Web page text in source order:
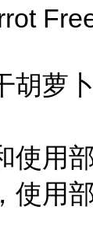
胡萝
使用
使用